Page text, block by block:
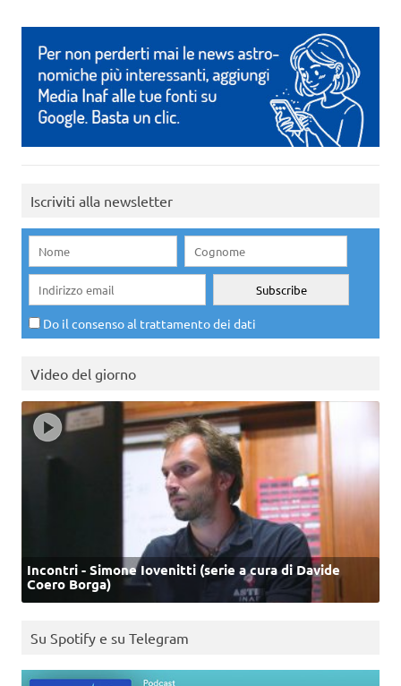
Iscriviti alla newsletter
Do il consenso al trattamento dei dati
Video del giorno
Incontri - Simone Iovenitti (serie a cura di Davide
Coero Borga)
Su Spotify e su Telegram